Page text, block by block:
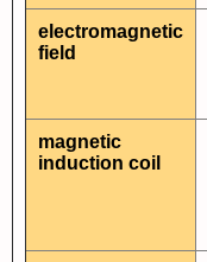
electromagnetic
field
magnetic
induction coil